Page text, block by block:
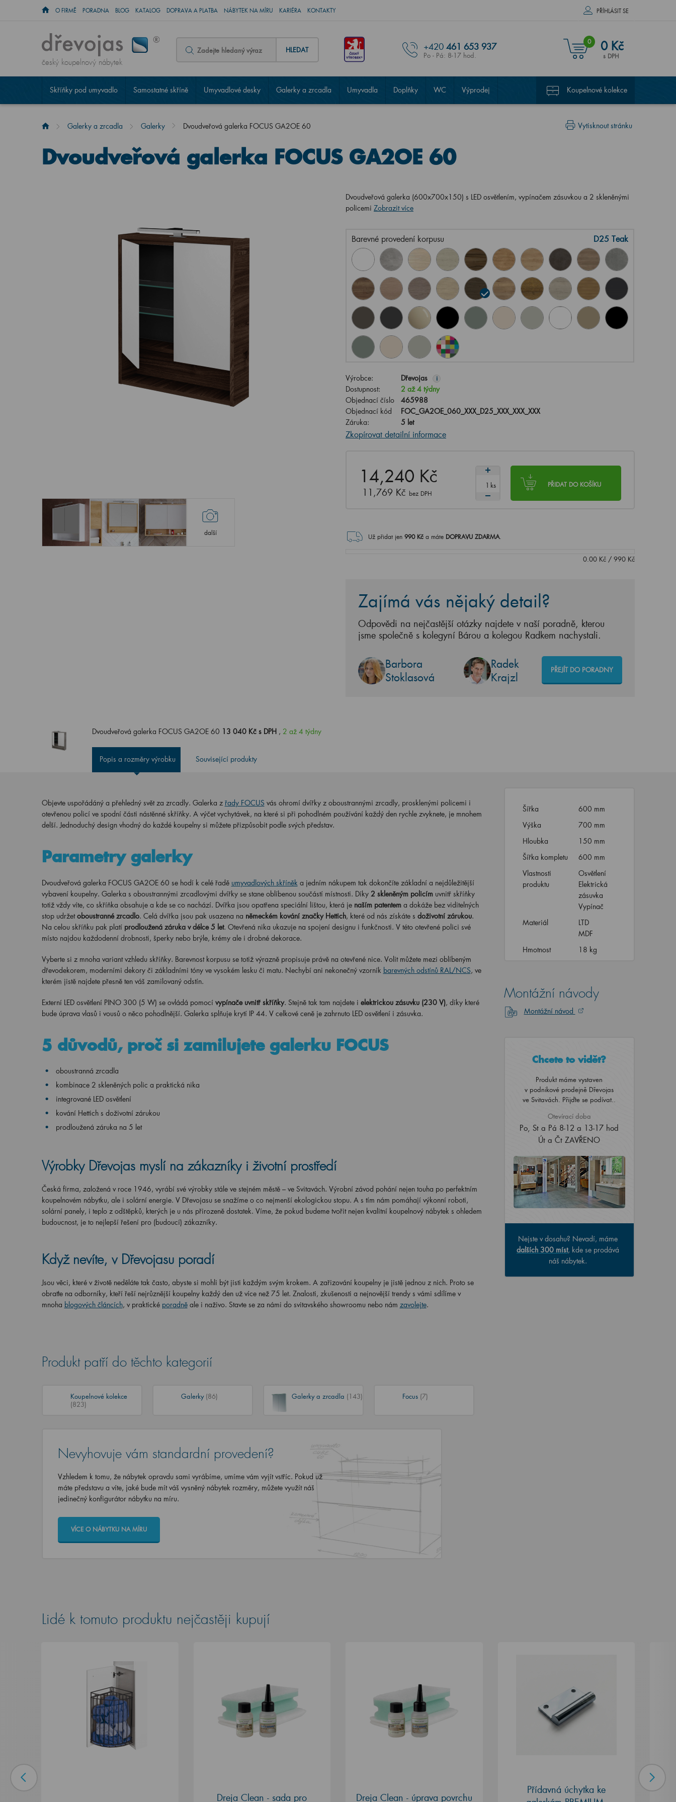
O FIRMĚ PORADNA BLOG KATALOG DOPRAVA A PLATBA NÁBYTEK NA MÍRU KARIÉRA KONTAKTY PŘÍHLÁSIT SE
český koupelnový nábytek
HLEDAT +420 461 653 937
Po - Pá: 8-17 hod.
0 0 Kč
s DPH
Skříňky pod umyvadlo Samostatné skříně Umyvadlové desky Galerky a zrcadla Umyvadla Doplňky WC Výprodej Koupelnové kolekce
Vytisknout stránku
Galerky a zrcadla Galerky Dvoudveřová galerka FOCUS GA2OE 60
Dvoudveřová galerka FOCUS GA2OE 60
další
Dvoudveřová galerka (600x700x150) s LED osvětlením, vypínačem zásuvkou a 2 skleněnými
policemi Zobrazit více
Barevné provedení korpusu D25 Teak
Výrobce: Dřevojas i
Dostupnost:
2 až 4 týdny
Objednací číslo
465988
Objednací kód
FOC_GA2OE_060_XXX_D25_XXX_XXX_XXX
Záruka:
5 let
Zkopírovat detailní informace
14,240 Kč
11,769 Kč bez DPH
PŘIDAT DO KOŠÍKU
ks
Už přidat jen 990Kč a máte DOPRAVU ZDARMA.
0.00Kč/ 990Kč
Zajímá vás nějaký detail?
Odpovědi na nejčastější otázky najdete v naší poradně, kterou
jsme společně s kolegyní Bárou a kolegou Radkem nachystali.
Barbora
Stoklasová
Radek
Krajzl
PŘEJÍT DO PORADNY
Dvoudveřová galerka FOCUS GA2OE 60 13 040 Kč s DPH , 2 až 4 týdny
Popis a rozměry výrobku Související produkty
Objevte uspořádáný a přehledný svět za zrcadly. Galerka z řady FOCUS vás ohromí dvířky z oboustrannými zrcadly, prosklenými policemi i
otevřenou policí ve spodní části nástěnné skříňky. A výčet vychytávek, na které si při pohodlném používání každý den rychle zvyknete, je mnohem
delší. Jednoduchý design vhodný do každé koupelny si můžete přizpůsobit podle svých představ.
Parametry galerky
Dvoudveřová galerka FOCUS GA2OE 60 se hodí k celé řadě umyvadlových skříněka jedním nákupem tak dokončíte základní a nejdůležitější
vybavení koupelny. Galerka s oboustrannými zrcadlovými dvířky se stane oblíbenou součástí místnosti. Díky 2 skleněným policímuvnitř skříňky
totiž vždy víte, co skříňka obsahuje a kde se co nachází. Dvířka jsou opatřena speciální lištou, která je naším patentema dokáže bez viditelných
stop udržetoboustranné zrcadlo. Celá dvířka jsou pak usazena na německém kování značky Hettich, které od nás získáte s doživotní zárukou.
Na celou skříňku pak platí prodloužená záruka v délce 5 let. Otevřená nika ukazuje na spojení designu i funkčnosti. V této otevřené polici své
místo najdou každodenní drobnosti, šperky nebo brýle, krémy ale i drobné dekorace.
Vyberte si z mnoha variant vzhledu skříňky. Barevnost korpusu se totiž výrazně propisuje právě na otevřené nice. Volit můžete mezi oblíbeným
dřevodekorem, moderními dekory či základními tóny ve vysokém lesku či matu. Nechybí ani nekonečný vzorník barevných odstínů RAL/NCS, ve
kterém jistě najdete přesně ten váš zamilovaný odstín.
Externí LED osvětlení PINO 300 (5 W) se ovládá pomocí vypínače uvnitř skříňky. Stejně tak tam najdete i elektrickou zásuvku (230 V), díky které
bude úprava vlasů i vousů o něco pohodlnější. Galerka splňuje krytí IP 44. V celkové ceně je zahrnuto LED osvětlení i zásuvka.
5 důvodů, proč si zamilujete galerku FOCUS
oboustranná zrcadla
kombinace 2 skleněných polic a praktická nika
integrované LED osvětlení
kování Hettich s doživotní zárukou
prodloužená záruka na 5 let
Výrobky Dřevojas myslí na zákazníky i životní prostředí
Česká firma, založená v roce 1946, vyrábí své výrobky stále ve stejném městě – ve Svitavách. Výrobní závod pohání nejen touha po perfektním
koupelnovém nábytku, ale i solární energie. V Dřevojasu se snažíme o co nejmenší ekologickou stopu. A s tím nám pomáhají výkonní roboti,
solární panely, i teplo z odštěpků, kterých je u nás přirozeně dostatek. Víme, že pokud budeme tvořit nejen kvalitní koupelnový nábytek s ohledem
budoucnost, je to nejlepší řešení pro (budoucí) zákazníky.
Když nevíte, v Dřevojasu poradí
Jsou věci, které v životě neděláte tak často, abyste si mohli být jisti každým svým krokem. A zařizování koupelny je jistě jednou z nich. Proto se
obraťte na odborníky, kteří řeší nejrůznější koupelny každý den už více než 75 let. Znalosti, zkušenosti a nejnovější trendy s vámi sdílíme v
mnoha blogových článcích, v praktické poradně ale i naživo. Stavte se za námi do svitavského showroomu nebo nám zavolejte.
Produkt patří do těchto kategorií
Koupelnové kolekce
(823)
Galerky (86) Galerky a zrcadla (143) Focus (7)
Nevyhovuje vám standardní provedení?
Vzhledem k tomu, že nábytek opravdu sami vyrábíme, umíme vám vyjít vstříc. Pokud už
máte představu a víte, jaké bude mít váš vysněný nábytek rozměry, můžete využít náš
jedinečný konfigurátor nábytku na míru.
VÍCE O NÁBYTKU NA MÍRU
Šířka
600 mm
Výška
700 mm
Hloubka
150 mm
Šířka kompletu
600 mm
Vlastnosti
produktu
Osvětlení
Elektrická
zásuvka
Vypínač
Materiál
LTD
MDF
Hmotnost
18 kg
Montážní návody
Montážní návod
Chcete to vidět?
Produkt máme vystaven
v podnikové prodejně Dřevojas
ve Svitavách. Přijďte se podívat..
Otevírací doba
Po, St a Pá 8-12 a 13-17 hod
Út a Čt ZAVŘENO
Nejste v dosahu? Nevadí, máme
dalších 300 míst, kde se prodává
náš nábytek.
Lidé k tomuto produktu nejčastěji kupují
Dreja Clean - sada pro Dreja Clean - úprava povrchu
Přídavná úchytka ke